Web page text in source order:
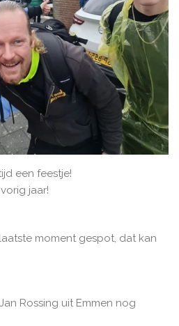
een feestje!
jaar!
moment gespot, dat kan
Rossing uit Emmen nog